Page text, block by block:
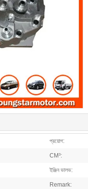
প্রয়োগ:
CM³:
ইঞ্জিন ভালভ:
Remark: